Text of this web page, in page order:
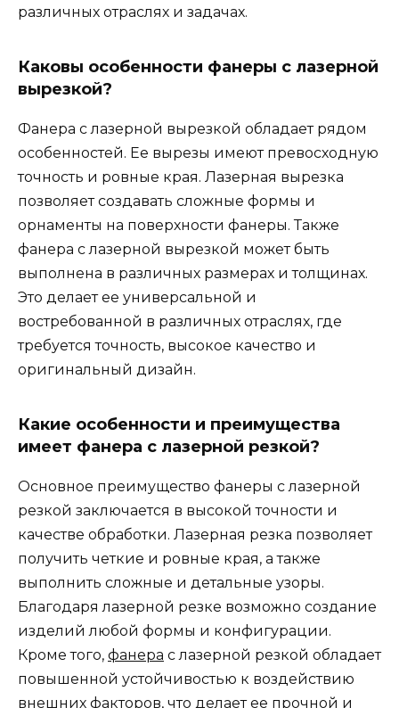
различных отраслях и задачах.
Каковы особенности фанеры с лазерной
вырезкой?
Фанера с лазерной вырезкой обладает рядом
особенностей. Ее вырезы имеют превосходную
точность и ровные края. Лазерная вырезка
позволяет создавать сложные формы и
орнаменты на поверхности фанеры. Также
фанера с лазерной вырезкой может быть
выполнена в различных размерах и толщинах.
Это делает ее универсальной и
востребованной в различных отраслях, где
требуется точность, высокое качество и
оригинальный дизайн.
Какие особенности и преимущества
имеет фанера с лазерной резкой?
Основное преимущество фанеры с лазерной
резкой заключается в высокой точности и
качестве обработки. Лазерная резка позволяет
получить четкие и ровные края, а также
выполнить сложные и детальные узоры.
Благодаря лазерной резке возможно создание
изделий любой формы и конфигурации.
Кроме того, фанера с лазерной резкой обладает
повышенной устойчивостью к воздействию
внешних факторов, что делает ее прочной и